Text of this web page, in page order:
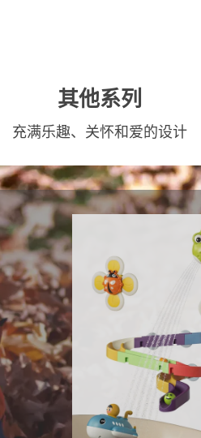
其他系列
充满乐趣、关怀和爱的设计